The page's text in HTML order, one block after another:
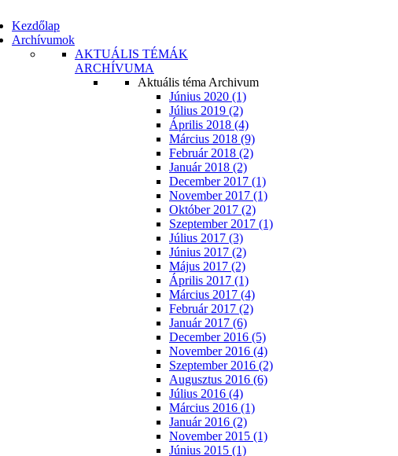
Kezdőlap
Archívumok
AKTUÁLIS TÉMÁK
ARCHÍVUMA
Aktuális téma Archivum
Június 2020 (1)
Július 2019 (2)
Április 2018 (4)
Március 2018 (9)
Február 2018 (2)
Január 2018 (2)
December 2017 (1)
November 2017 (1)
Október 2017 (2)
Szeptember 2017 (1)
Július 2017 (3)
Június 2017 (2)
Május 2017 (2)
Április 2017 (1)
Március 2017 (4)
Február 2017 (2)
Január 2017 (6)
December 2016 (5)
November 2016 (4)
Szeptember 2016 (2)
Augusztus 2016 (6)
Július 2016 (4)
Március 2016 (1)
Január 2016 (2)
November 2015 (1)
Június 2015 (1)